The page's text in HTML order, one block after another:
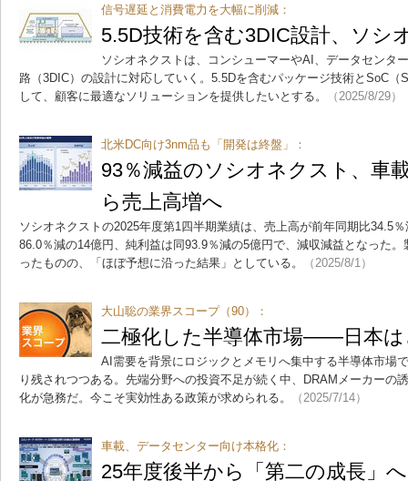
信号遅延と消費電力を大幅に削減：
5.5D技術を含む3DIC設計、ソシ
ソシオネクストは、コンシューマーやAI、データセンタ
路（3DIC）の設計に対応していく。5.5Dを含むパッケージ技術とSoC
して、顧客に最適なソリューションを提供したいとする。
（2025/8/29）
北米DC向け3nm品も「開発は終盤」：
93％減益のソシオネクスト、車
ら売上高増へ
ソシオネクストの2025年度第1四半期業績は、売上高が前年同期比34.5
86.0％減の14億円、純利益は同93.9％減の5億円で、減収減益となった
ったものの、「ほぼ予想に沿った結果」としている。
（2025/8/1）
大山聡の業界スコープ（90）：
二極化した半導体市場――日本
AI需要を背景にロジックとメモリへ集中する半導体市場
り残されつつある。先端分野への投資不足が続く中、DRAMメーカーの
化が急務だ。今こそ実効性ある政策が求められる。
（2025/7/14）
車載、データセンター向け本格化：
25年度後半から「第二の成長」